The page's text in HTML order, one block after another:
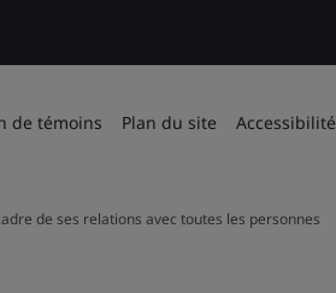
de témoins Plan du site Accessibilité
de ses relations avec toutes les personnes